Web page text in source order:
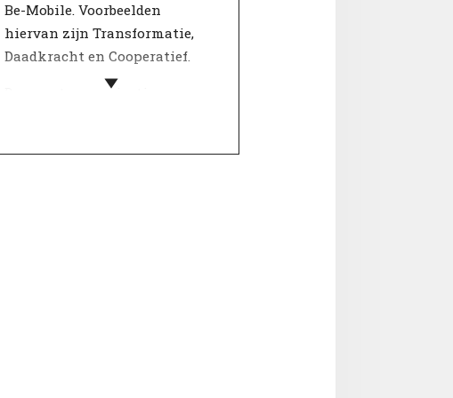
Be-Mobile. Voorbeelden
hiervan zijn Transformatie,
Daadkracht en Cooperatief.
De meeste organisaties